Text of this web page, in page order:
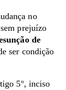
no
prejuízo
de
ser condição
5º, inciso